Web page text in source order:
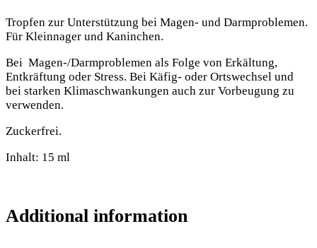
Tropfen zur Unterstützung bei Magen- und Darmproblemen.
Für Kleinnager und Kaninchen.
Bei Magen-/Darmproblemen als Folge von Erkältung,
Entkräftung oder Stress. Bei Käfig- oder Ortswechsel und
bei starken Klimaschwankungen auch zur Vorbeugung zu
verwenden.
Zuckerfrei.
Inhalt: 15 ml
Additional information